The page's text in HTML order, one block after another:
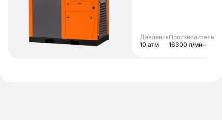
Давление
10 атм
16300 л/мин